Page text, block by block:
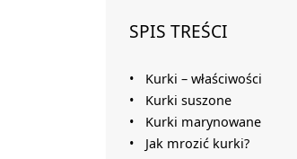
SPIS TREŚCI
Kurki – właściwości
Kurki suszone
Kurki marynowane
Jak mrozić kurki?